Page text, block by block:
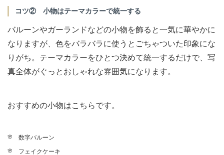
コツ② 小物はテーマカラーで統一する
バルーンやガーランドなどの小物を飾ると一気に華やかに
なりますが、色をバラバラに使うとごちゃついた印象にな
りがち。テーマカラーをひとつ決めて統一するだけで、写
真全体がぐっとおしゃれな雰囲気になります。
おすすめの小物はこちらです。
数字バルーン
フェイクケーキ